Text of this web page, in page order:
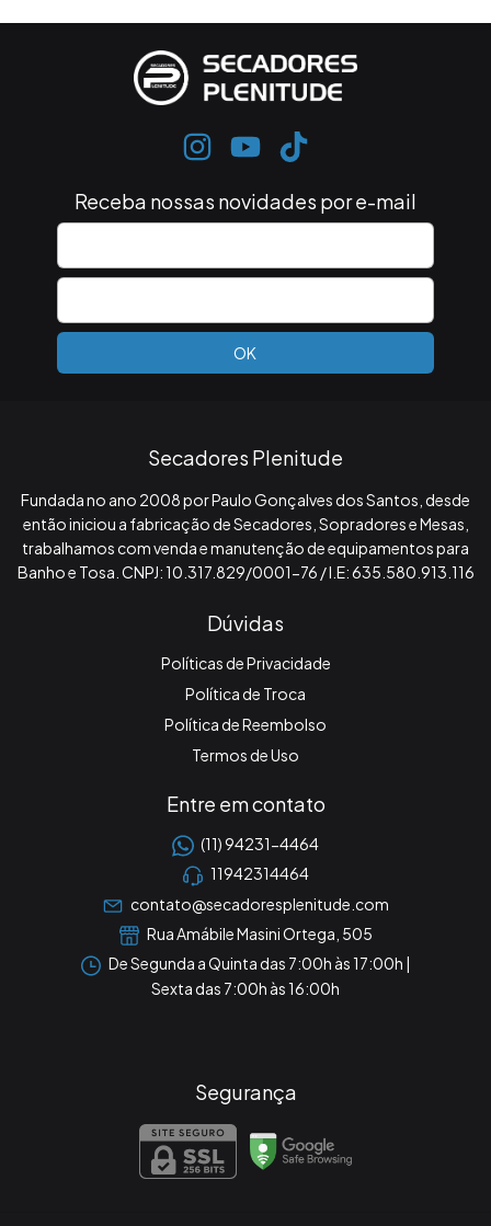
Receba nossas novidades por e-mail
Secadores Plenitude
Fundada no ano 2008 por Paulo Gonçalves dos Santos, desde
então iniciou a fabricação de Secadores, Sopradores e Mesas,
trabalhamos com venda e manutenção de equipamentos para
Banho e Tosa. CNPJ: 10.317.829/0001-76 / I.E: 635.580.913.116
Dúvidas
Políticas de Privacidade
Política de Troca
Política de Reembolso
Termos de Uso
Entre em contato
(11) 94231-4464
11942314464
contato@secadoresplenitude.com
Rua Amábile Masini Ortega, 505
De Segunda a Quinta das 7:00h às 17:00h |
Sexta das 7:00h às 16:00h
Segurança